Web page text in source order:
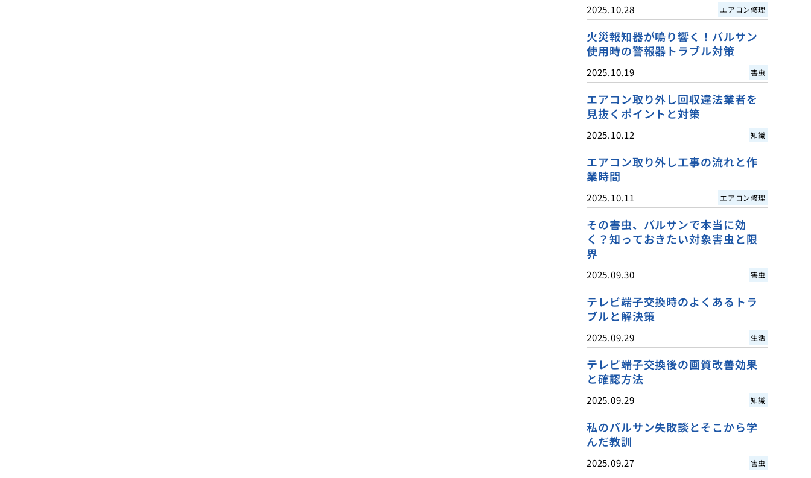
2025.10.28 エアコン修理
火災報知器が鳴り響く！バルサン
使用時の警報器トラブル対策
2025.10.19 害虫
エアコン取り外し回収違法業者を
見抜くポイントと対策
2025.10.12 知識
エアコン取り外し工事の流れと作
業時間
2025.10.11 エアコン修理
その害虫、バルサンで本当に効
く？知っておきたい対象害虫と限
界
2025.09.30 害虫
テレビ端子交換時のよくあるトラ
ブルと解決策
2025.09.29 生活
テレビ端子交換後の画質改善効果
と確認方法
2025.09.29 知識
私のバルサン失敗談とそこから学
んだ教訓
2025.09.27 害虫